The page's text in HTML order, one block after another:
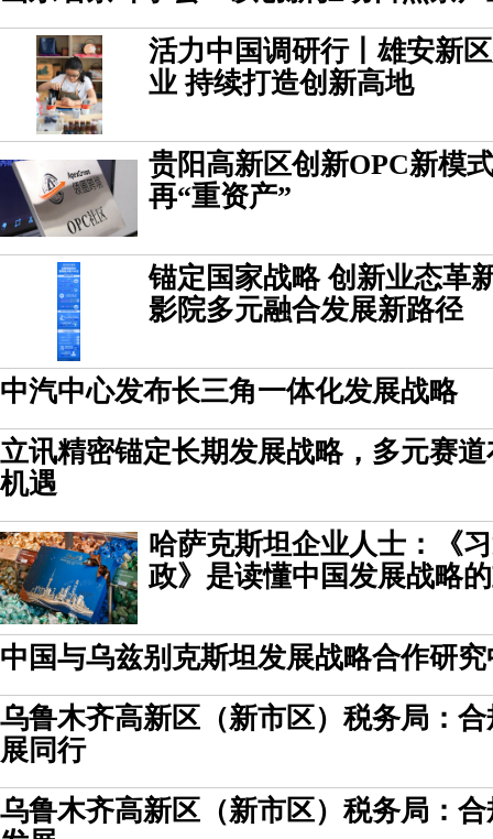
活力中国调研行丨雄安新
业 持续打造创新高地
贵阳高新区创新OPC新模
再“重资产”
锚定国家战略 创新业态革
影院多元融合发展新路径
中汽中心发布长三角一体化发展战略
立讯精密锚定长期发展战略，多元赛
机遇
哈萨克斯坦企业人士：《
政》是读懂中国发展战略
中国与乌兹别克斯坦发展战略合作研
乌鲁木齐高新区（新市区）税务局：
展同行
乌鲁木齐高新区（新市区）税务局：